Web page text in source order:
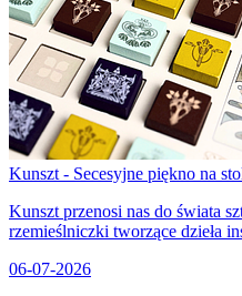
Kunszt - Secesyjne piękno na
Kunszt przenosi nas do świata
rzemieślniczki tworzące dzieła
06-07-2026